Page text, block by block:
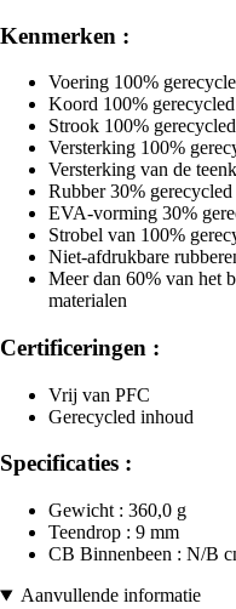
Kenmerken :
Voering 100%
Koord 100% gerecycled
Strook 100%
Versterking 100%
Versterking van de
Rubber 30% gerecycled
EVA-vorming 30%
Strobel van 100%
Niet-afdrukbare
Meer dan 60% van het
materialen
Certificeringen :
Vrij van PFC
Gerecycled inhoud
Specificaties :
Gewicht : 360,0 g
Teendrop : 9 mm
CB Binnenbeen : N/B
Aanvullende informatie